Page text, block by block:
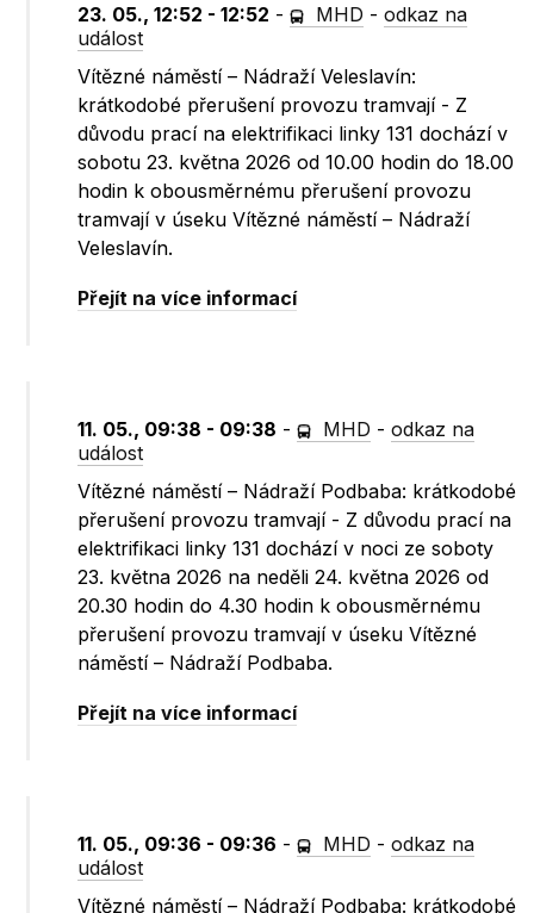
23. 05., 12:52 - 12:52 - MHD -odkaz na
událost
Vítězné náměstí – Nádraží Veleslavín:
krátkodobé přerušení provozu tramvají - Z
důvodu prací na elektrifikaci linky 131 dochází v
sobotu 23. května 2026 od 10.00 hodin do 18.00
hodin k obousměrnému přerušení provozu
tramvají v úseku Vítězné náměstí – Nádraží
Veleslavín.
Přejít na více informací
11. 05., 09:38 - 09:38 - MHD -odkaz na
událost
Vítězné náměstí – Nádraží Podbaba: krátkodobé
přerušení provozu tramvají - Z důvodu prací na
elektrifikaci linky 131 dochází v noci ze soboty
23. května 2026 na neděli 24. května 2026 od
20.30 hodin do 4.30 hodin k obousměrnému
přerušení provozu tramvají v úseku Vítězné
náměstí – Nádraží Podbaba.
Přejít na více informací
11. 05., 09:36 - 09:36 - MHD -odkaz na
událost
Vítězné náměstí – Nádraží Podbaba: krátkodobé